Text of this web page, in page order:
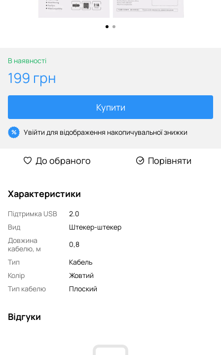
В наявності
199 грн
Купити
% Увійти для відображення накопичувальної знижки
До обраного Порівняти
Характеристики
Підтримка USB
2.0
Вид
Штекер-штекер
Довжина
кабелю, м
0,8
Тип
Кабель
Колір
Жовтий
Тип кабелю
Плоский
Відгуки